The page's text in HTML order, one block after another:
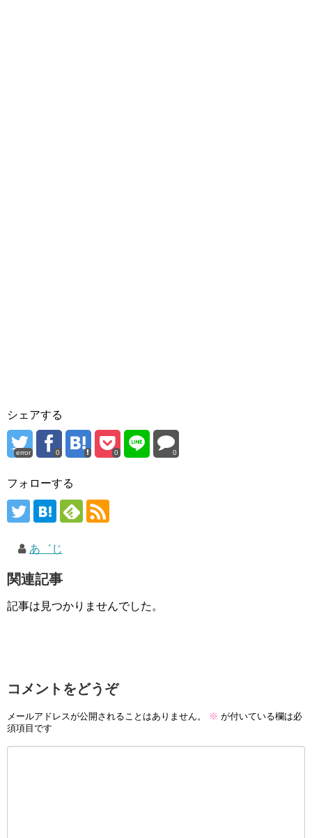
シェアする
error 0 0 0
フォローする
あ゛じ
関連記事
記事は見つかりませんでした。
コメントをどうぞ
メールアドレスが公開されることはありません。 ※ が付いている欄は必
須項目です